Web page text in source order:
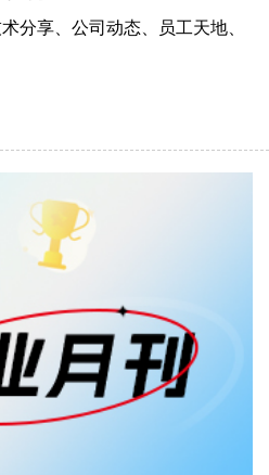
分享、公司动态、员工天地、